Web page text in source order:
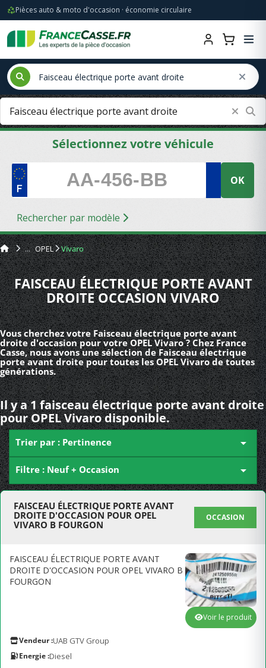
Pièces auto & moto d'occasion · économie circulaire
Sélectionnez votre véhicule
OK
Rechercher par modèle
OPEL Vivaro
FAISCEAU ÉLECTRIQUE PORTE AVANT
DROITE OCCASION VIVARO
Vous cherchez votre Faisceau électrique porte avant
droite d'occasion pour votre OPEL Vivaro ? Chez France
Casse, nous avons une sélection de Faisceau électrique
porte avant droite pour toutes les OPEL Vivaro de toutes
générations.
Il y a 1 faisceau électrique porte avant droite
pour OPEL Vivaro disponible.
Trier par : Pertinence 
Filtre : Neuf + Occasion 
FAISCEAU ÉLECTRIQUE PORTE AVANT
DROITE D'OCCASION POUR OPEL
VIVARO B FOURGON
OCCASION
FAISCEAU ÉLECTRIQUE PORTE AVANT
DROITE D'OCCASION POUR OPEL VIVARO B
FOURGON
Vendeur :UAB GTV Group
Energie :Diesel
Voir le produit